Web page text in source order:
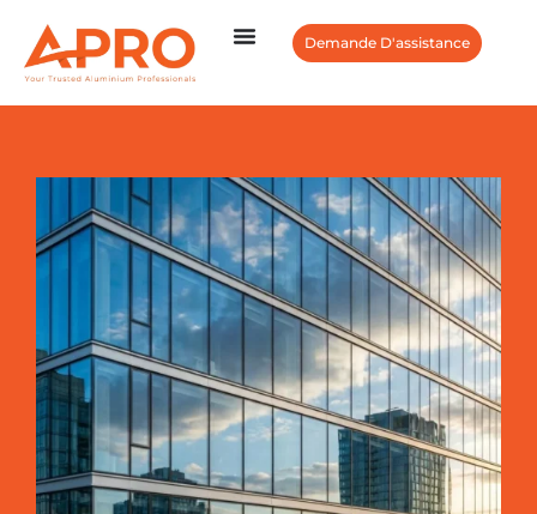
Demande D'assistance